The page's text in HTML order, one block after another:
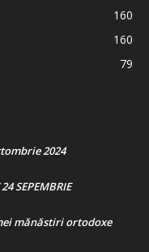
160
160
79
2024
SEPEMBRIE
mănăstiri ortodoxe